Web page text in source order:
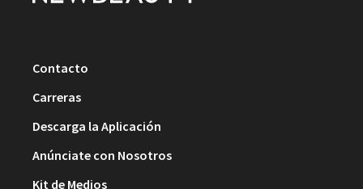
Contacto
Carreras
Descarga la Aplicación
Anúnciate con Nosotros
Kit de Medios